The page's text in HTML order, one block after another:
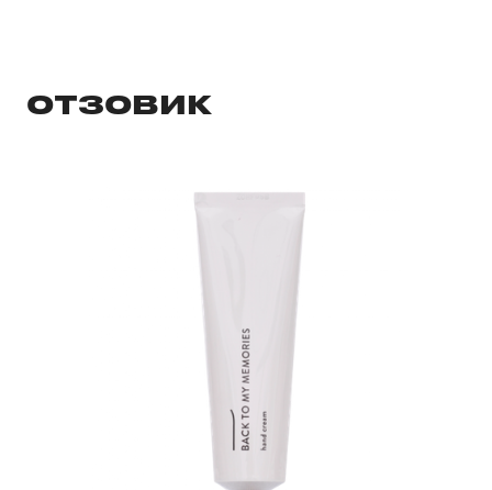
ОТЗОВИК